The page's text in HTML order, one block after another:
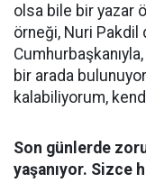
olsa bile bir yazar
örneği, Nuri Pakdil
bir arada
kalabiliyorum,
Son günlerde
yaşanıyor. Sizce